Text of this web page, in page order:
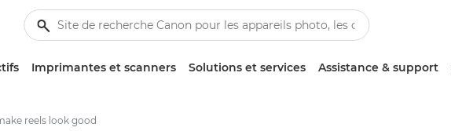
Imprimantes et scanners Solutions et services Assistance & support
reels look good